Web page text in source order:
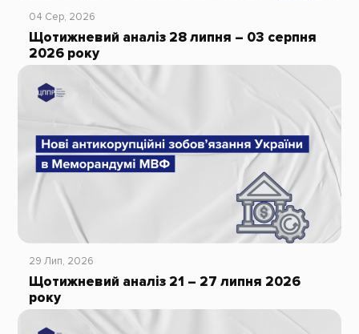
04 Сер, 2026
Щотижневий аналіз 28 липня – 03 серпня
2026 року
29 Лип, 2026
Щотижневий аналіз 21 – 27 липня 2026
року